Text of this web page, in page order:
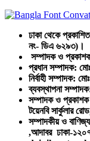
ঢাকা থেকে
নং- ডিএ ৬২৯৩)।
সম্পাদক ও
প্রধান সম্পাদক:
নির্বাহী সম্পাদক:
ব্যবস্থাপনা
সম্পাদক ও প্রকাশক
টয়েনবি সার্কুলার
সম্পাদকীয় ও
,আদাবর ঢাকা-